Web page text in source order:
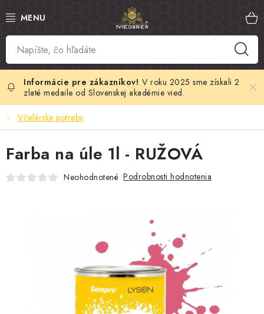
na
SLOVENSKÝ MED
MANUKA MED
VČELÍ PEĽ
MATERSKÁ KAŠIČKA
MEDOVÉ DARČEKOVÉ SETY
V roku 2025 sme získali 2
zlaté medaile od Slovenskej akadémie vied.
Včelárske potreby
Farba na úle 1l - RUŽOVÁ
Neohodnotené Podrobnosti hodnotenia